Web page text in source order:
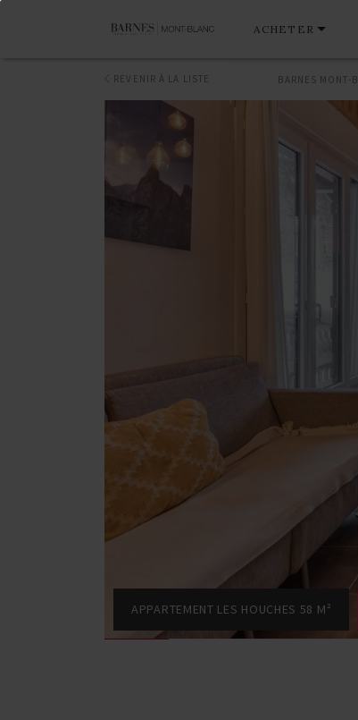
ACHETER
BARNES MONT-
REVENIR À LA LISTE
APPARTEMENT LES HOUCHES 58 M²